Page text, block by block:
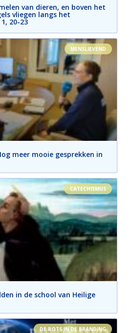
van dieren, en boven het
vliegen langs het
20-23
MENSLIEVEND
meer mooie gesprekken in
CATECHISMUS
in de school van Heilige
DE ROTS IN DE BRANDING